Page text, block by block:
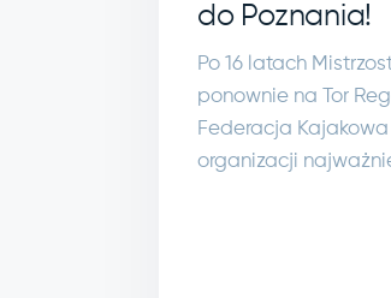
do Poznania!
Po 16 latach
ponownie na Tor
Federacja
organizacji